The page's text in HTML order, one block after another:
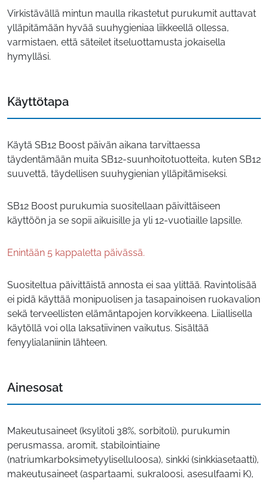
Virkistävällä mintun maulla rikastetut purukumit auttavat
ylläpitämään hyvää suuhygieniaa liikkeellä ollessa,
varmistaen, että säteilet itseluottamusta jokaisella
hymylläsi.
Käyttötapa
Käytä SB12 Boost päivän aikana tarvittaessa
täydentämään muita SB12-suunhoitotuotteita, kuten SB12
suuvettä, täydellisen suuhygienian ylläpitämiseksi.
SB12 Boost purukumia suositellaan päivittäiseen
käyttöön ja se sopii aikuisille ja yli 12-vuotiaille lapsille.
Enintään 5 kappaletta päivässä.
Suositeltua päivittäistä annosta ei saa ylittää. Ravintolisää
ei pidä käyttää monipuolisen ja tasapainoisen ruokavalion
sekä terveellisten elämäntapojen korvikkeena. Liiallisella
käytöllä voi olla laksatiivinen vaikutus. Sisältää
fenyylialaniinin lähteen.
Ainesosat
Makeutusaineet (ksylitoli 38%, sorbitoli), purukumin
perusmassa, aromit, stabilointiaine
(natriumkarboksimetyyliselluloosa), sinkki (sinkkiasetaatti),
makeutusaineet (aspartaami, sukraloosi, asesulfaami K),